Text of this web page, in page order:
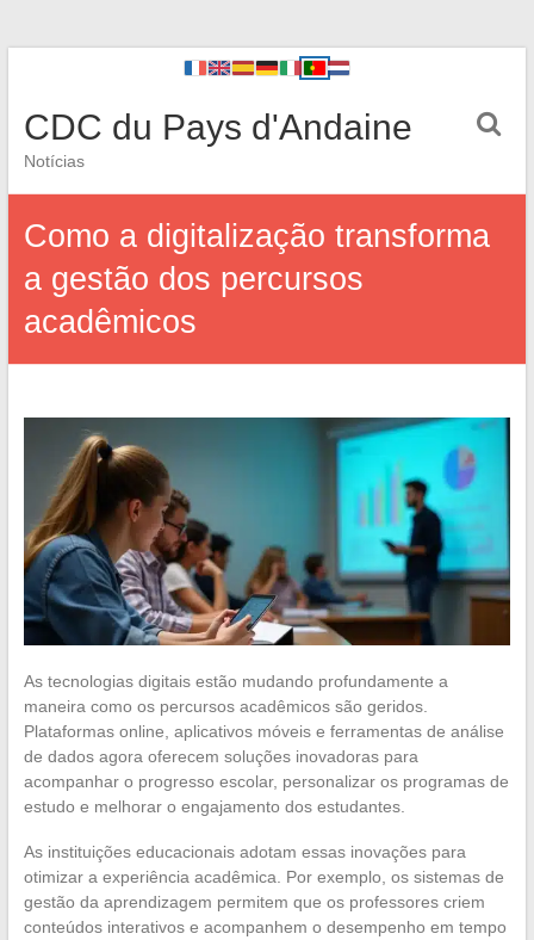
CDC du Pays d'Andaine
Notícias
Como a digitalização transforma
a gestão dos percursos
acadêmicos
As tecnologias digitais estão mudando profundamente a
maneira como os percursos acadêmicos são geridos.
Plataformas online, aplicativos móveis e ferramentas de análise
de dados agora oferecem soluções inovadoras para
acompanhar o progresso escolar, personalizar os programas de
estudo e melhorar o engajamento dos estudantes.
As instituições educacionais adotam essas inovações para
otimizar a experiência acadêmica. Por exemplo, os sistemas de
gestão da aprendizagem permitem que os professores criem
conteúdos interativos e acompanhem o desempenho em tempo